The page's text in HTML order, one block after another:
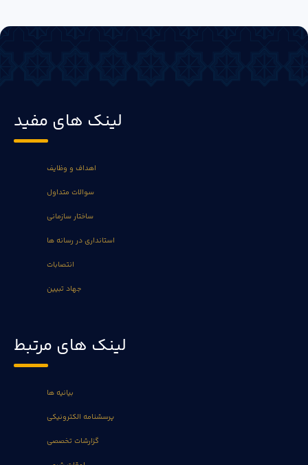
لینک های مفید
اهداف و وظایف
سوالات متداول
ساختار سازمانی
استانداری در رسانه ها
انتصابات
جهاد تبیین
لینک های مرتبط
بیانیه ها
پرسشنامه الکترونیکی
گزارشات تخصصی